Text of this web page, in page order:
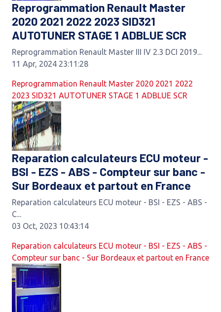
Reprogrammation Renault Master
2020 2021 2022 2023 SID321
AUTOTUNER STAGE 1 ADBLUE SCR
Reprogrammation Renault Master III IV 2.3 DCI 2019...
11 Apr, 2024 23:11:28
Reprogrammation Renault Master 2020 2021 2022
2023 SID321 AUTOTUNER STAGE 1 ADBLUE SCR
Reparation calculateurs ECU moteur -
BSI - EZS - ABS - Compteur sur banc -
Sur Bordeaux et partout en France
Reparation calculateurs ECU moteur - BSI - EZS - ABS -
C...
03 Oct, 2023 10:43:14
Reparation calculateurs ECU moteur - BSI - EZS - ABS -
Compteur sur banc - Sur Bordeaux et partout en France